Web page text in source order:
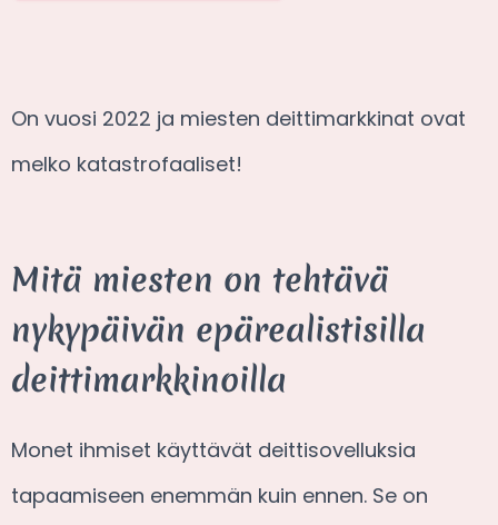
On vuosi 2022 ja miesten deittimarkkinat ovat
melko katastrofaaliset!
Mitä miesten on tehtävä
nykypäivän epärealistisilla
deittimarkkinoilla
Monet ihmiset käyttävät deittisovelluksia
tapaamiseen enemmän kuin ennen. Se on